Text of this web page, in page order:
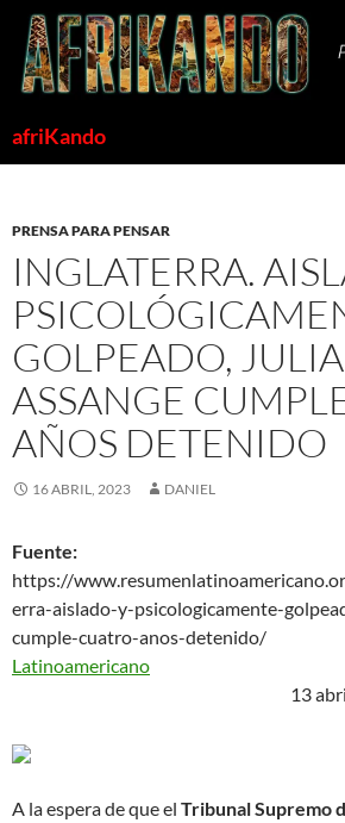
Saltar
contenido
afriKando
PRENSA PARA PENSAR
INGLATERRA.
GOLPEADO,
ASSANGE
AÑOS DETENIDO
16 ABRIL, 2023 DANIEL
Fuente:
https://
erra-aislado-y-psicologicamente-
cumple-cuatro-anos-
Latinoamericano Emilia
13
A la espera de que el Tribunal Supremo